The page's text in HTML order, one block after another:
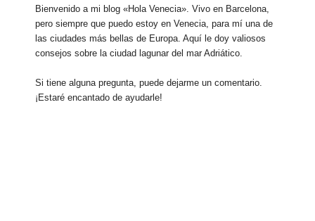
Bienvenido a mi blog «Hola Venecia». Vivo en Barcelona,
pero siempre que puedo estoy en Venecia, para mí una de
las ciudades más bellas de Europa. Aquí le doy valiosos
consejos sobre la ciudad lagunar del mar Adriático.
Si tiene alguna pregunta, puede dejarme un comentario.
¡Estaré encantado de ayudarle!